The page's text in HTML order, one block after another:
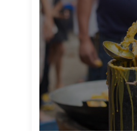
świece
parafinowe:
Porównanie
świec
z
wosku
pszczelego
i
parafinowych,